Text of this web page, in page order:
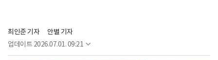
최인준 기자
안별 기자
업데이트 2026.07.01. 09:21